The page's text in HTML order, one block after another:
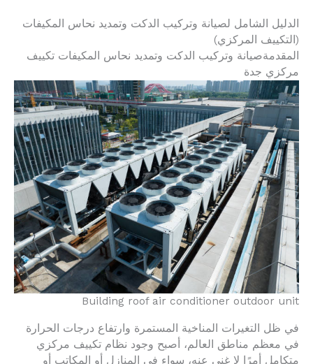
الدليل الشامل لصيانة وتركيب الدكت وتمديد نحاس المكيفات
(التكييف المركزي)
المقدمةصيانة وتركيب الدكت وتمديد نحاس المكيفات تكييف
مركزي جدة
Building roof air conditioner outdoor unit
في ظل التغيرات المناخية المستمرة وارتفاع درجات الحرارة
في معظم مناطق العالم، أصبح وجود نظام تكييف مركزي
متكامل أمرًا لا غنى عنه، سواء في المنازل أو المكاتب أو